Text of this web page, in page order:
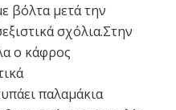
βόλτα μετά την
σχόλια.Στην
ο κάφρος
παλαμάκια